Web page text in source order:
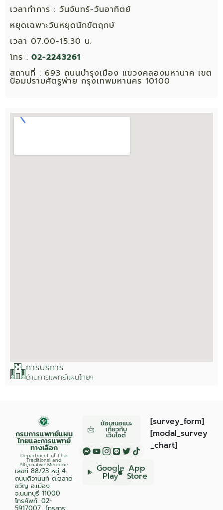
เวลาทำการ : วันจันทร์-วันอาทิตย์
หยุดเฉพาะวันหยุดนักขัตฤกษ์
เวลา 07.00-15.30 น.
โทร : 02-2243261
สถานที่ : 693 ถนนบำรุงเมือง แขวงคลองมหานาค เขต
ป้อมปราบศัตรูพ่าย กรุงเทพมหานคร 10100
การบริการ
ด้านการแพทย์แผนไทยฯ
กรมการแพทย์แผน
ไทยและการแพทย์
ทางเลือก
Department of Thai
Traditional and
Alternative Medicine
เลขที่ 88/23 หมู่ 4
ถนนติวานนท์ ต.ตลาด
ขวัญ อ.เมือง
จ.นนทบุรี 11000
โทรศัพท์: 02-
ข้อเสนอแนะ
เกี่ยวกับ
เว็บไซต์
Google
Play
App
Store
[survey_form]
[modal_survey
_chart]